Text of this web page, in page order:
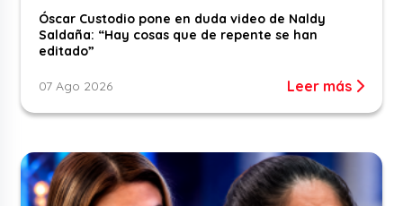
Óscar Custodio pone en duda video de Naldy
Saldaña: “Hay cosas que de repente se han
editado”
07 Ago 2026 Leer más